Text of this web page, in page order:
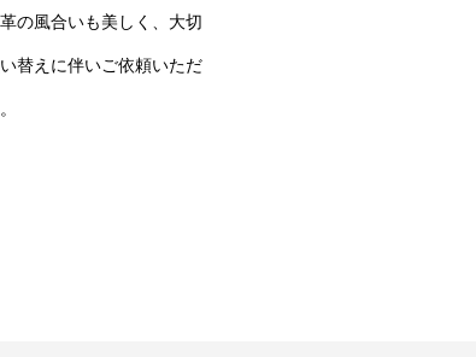
の風合いも美しく、大切
替えに伴いご依頼いただ